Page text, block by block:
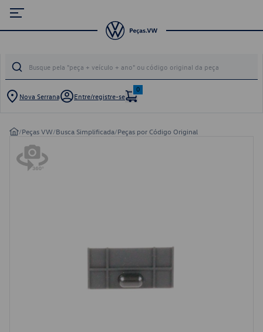
Nova Serrana Entre/registre-se
0
/Peças VW/Busca Simplificada/Peças por Código Original